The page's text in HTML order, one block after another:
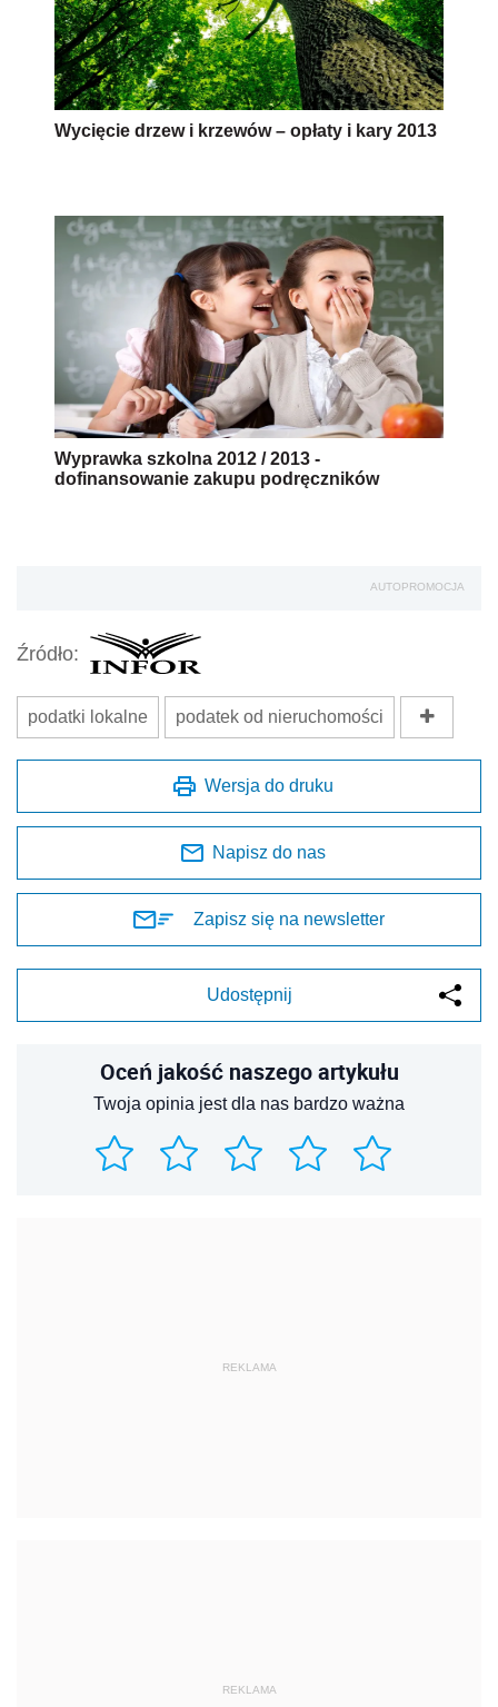
Wycięcie drzew i krzewów – opłaty i kary 2013
Wyprawka szkolna 2012 / 2013 -
dofinansowanie zakupu podręczników
AUTOPROMOCJA
Źródło:
podatki lokalne podatek od nieruchomości
Wersja do druku
Napisz do nas
Zapisz się na newsletter
Udostępnij
Oceń jakość naszego artykułu
Twoja opinia jest dla nas bardzo ważna
REKLAMA
REKLAMA